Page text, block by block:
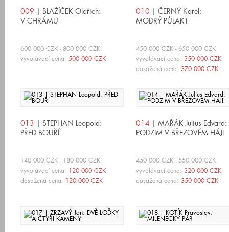
009 | BLAŽÍČEK Oldřich:
V CHRÁMU
600 000 CZK - 800 000 CZK
vyvolávací cena: 500 000 CZK
010 | ČERNÝ Karel:
MODRÝ PŮLAKT
450 000 CZK - 650 000 CZK
vyvolávací cena: 350 000 CZK
dosažená cena: 370 000 CZK
013 | STEPHAN Leopold:
PŘED BOUŘÍ
140 000 CZK - 180 000 CZK
vyvolávací cena: 120 000 CZK
dosažená cena: 120 000 CZK
014 | MAŘÁK Julius Edvard:
PODZIM V BŘEZOVÉM HÁJI
450 000 CZK - 550 000 CZK
vyvolávací cena: 320 000 CZK
dosažená cena: 350 000 CZK